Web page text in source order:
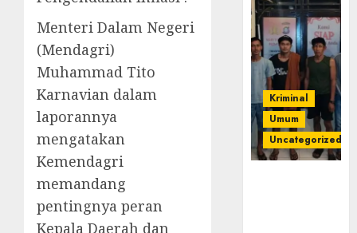
Menteri Dalam Negeri
(Mendagri)
Muhammad Tito
Karnavian dalam
laporannya
mengatakan
Kemendagri
memandang
pentingnya peran
Kepala Daerah dan
Kriminal
Umum
Uncategorized